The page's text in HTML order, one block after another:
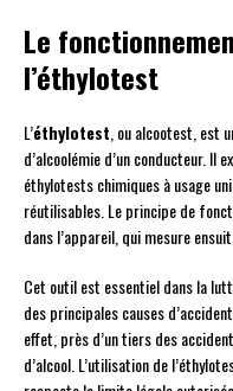
Le
l’éthylotest
L’éthylotest, ou alcootest, est
d’alcoolémie d’un conducteur. Il
éthylotests chimiques à usage
réutilisables. Le principe de
dans l’appareil, qui mesure
Cet outil est essentiel dans la
des principales causes
effet, près d’un tiers des
d’alcool. L’utilisation de